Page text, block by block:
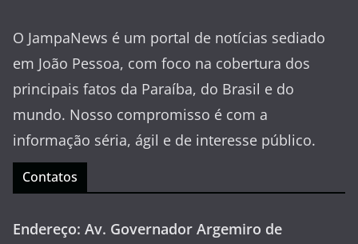
O JampaNews é um portal de notícias sediado
em João Pessoa, com foco na cobertura dos
principais fatos da Paraíba, do Brasil e do
mundo. Nosso compromisso é com a
informação séria, ágil e de interesse público.
Contatos
Endereço: Av. Governador Argemiro de